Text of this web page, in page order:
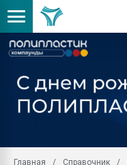
Главная Справочник